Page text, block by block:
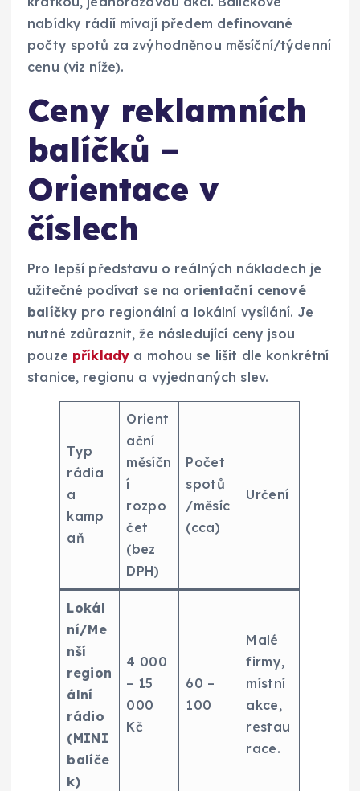
nabídky rádií mívají předem definované
počty spotů za zvýhodněnou měsíční/týdenní
cenu (viz níže).
Ceny reklamních
balíčků –
Orientace v
číslech
Pro lepší představu o reálných nákladech je
užitečné podívat se na orientační cenové
balíčky pro regionální a lokální vysílání. Je
nutné zdůraznit, že následující ceny jsou
pouze příklady a mohou se lišit dle konkrétní
stanice, regionu a vyjednaných slev.
Typ
rádia
a
kamp
aň
Orient
ační
měsíčn
í
rozpo
čet
(bez
DPH)
Počet
spotů
/měsíc
(cca)
Určení
Lokál
ní/Me
nší
region
ální
rádio
(MINI
balíče
k)
4 000
– 15
000
Kč
60 –
100
Malé
firmy,
místní
akce,
restau
race.